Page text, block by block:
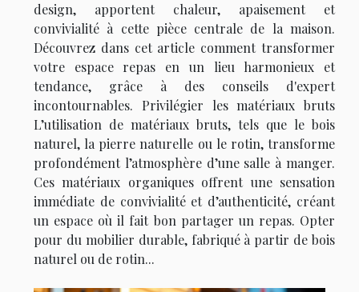
design, apportent chaleur, apaisement et
convivialité à cette pièce centrale de la maison.
Découvrez dans cet article comment transformer
votre espace repas en un lieu harmonieux et
tendance, grâce à des conseils d'expert
incontournables. Privilégier les matériaux bruts
L’utilisation de matériaux bruts, tels que le bois
naturel, la pierre naturelle ou le rotin, transforme
profondément l’atmosphère d’une salle à manger.
Ces matériaux organiques offrent une sensation
immédiate de convivialité et d’authenticité, créant
un espace où il fait bon partager un repas. Opter
pour du mobilier durable, fabriqué à partir de bois
naturel ou de rotin...